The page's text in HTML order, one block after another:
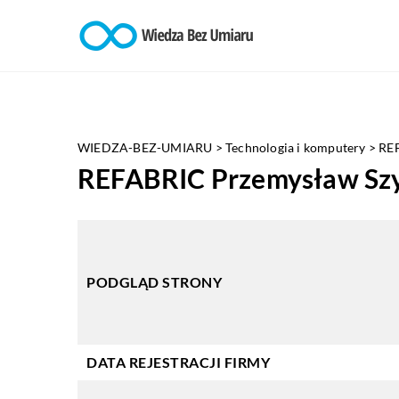
WIEDZA-BEZ-UMIARU >Technologia i komputery >
REFABRIC Przemysław
PODGLĄD STRONY
DATA REJESTRACJI FIRMY